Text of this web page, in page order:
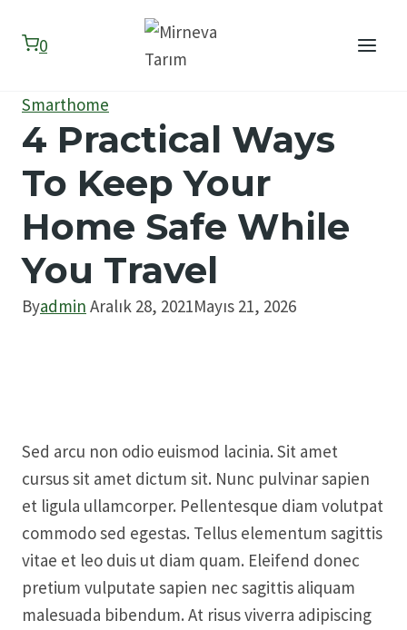
0
Smarthome
4 Practical Ways
To Keep Your
Home Safe While
You Travel
Byadmin Aralık 28, 2021Mayıs 21, 2026
Sed arcu non odio euismod lacinia. Sit amet
cursus sit amet dictum sit. Nunc pulvinar sapien
et ligula ullamcorper. Pellentesque diam volutpat
commodo sed egestas. Tellus elementum sagittis
vitae et leo duis ut diam quam. Eleifend donec
pretium vulputate sapien nec sagittis aliquam
malesuada bibendum. At risus viverra adipiscing